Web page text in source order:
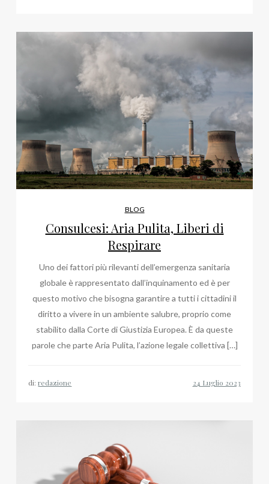
BLOG
Consulcesi: Aria Pulita, Liberi di
Respirare
Uno dei fattori più rilevanti dell’emergenza sanitaria
globale è rappresentato dall’inquinamento ed è per
questo motivo che bisogna garantire a tutti i cittadini il
diritto a vivere in un ambiente salubre, proprio come
stabilito dalla Corte di Giustizia Europea. È da queste
parole che parte Aria Pulita, l’azione legale collettiva […]
di:redazione